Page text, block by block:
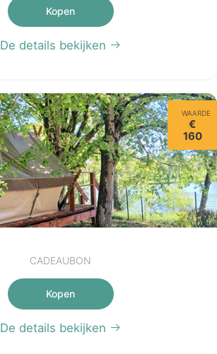
Kopen
De details bekijken
WAARDE
€
160
CADEAUBON
Kopen
De details bekijken